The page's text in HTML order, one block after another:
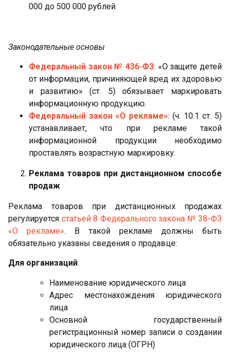
000 до 500 000 рублей.
Законодательные основы
Федеральный закон № 436-ФЗ: «О защите детей
от информации, причиняющей вред их здоровью
и развитию» (ст. 5) обязывает маркировать
информационную продукцию.
Федеральный закон «О рекламе»: (ч. 10.1 ст. 5)
устанавливает, что при рекламе такой
информационной продукции необходимо
проставлять возрастную маркировку.
Реклама товаров при дистанционном способе
продаж
Реклама товаров при дистанционных продажах
регулируется статьей 8 Федерального закона № 38-ФЗ
«О рекламе». В такой рекламе должны быть
обязательно указаны сведения о продавце:
Для организаций:
Наименование юридического лица
Адрес местонахождения юридического
лица
Основной государственный
регистрационный номер записи о создании
юридического лица (ОГРН)